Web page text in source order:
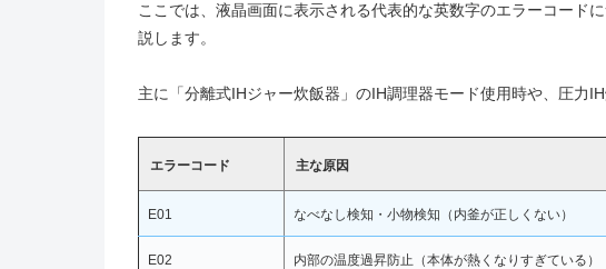
ここでは、液晶画面に表示される代表的な英数字のエラーコード
説します。
主に「分離式IHジャー炊飯器」のIH調理器モード使用時や、圧力
エラーコード 主な原因
E01 なべなし検知・小物検知（内釜が正しくない）
E02 内部の温度過昇防止（本体が熱くなりすぎている）